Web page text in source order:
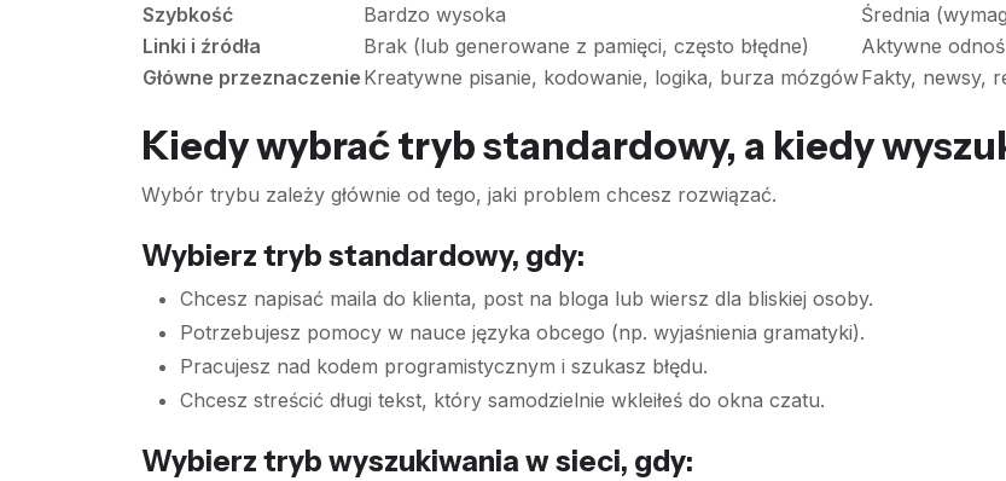
Szybkość
Bardzo wysoka
Średnia
Linki i źródła
Brak (lub generowane z pamięci, często błędne)
Aktywne
Główne przeznaczenie Kreatywne pisanie, kodowanie, logika, burza mózgówFakty, newsy,
Kiedy wybrać tryb standardowy, a kiedy
Wybór trybu zależy głównie od tego, jaki problem chcesz rozwiązać.
Wybierz tryb standardowy, gdy:
Chcesz napisać maila do klienta, post na bloga lub wiersz dla bliskiej osoby.
Potrzebujesz pomocy w nauce języka obcego (np. wyjaśnienia gramatyki).
Pracujesz nad kodem programistycznym i szukasz błędu.
Chcesz streścić długi tekst, który samodzielnie wkleiłeś do okna czatu.
Wybierz tryb wyszukiwania w sieci, gdy: